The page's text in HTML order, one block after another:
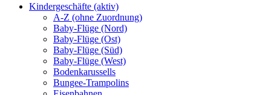
Kindergeschäfte (aktiv)
A-Z (ohne Zuordnung)
Baby-Flüge (Nord)
Baby-Flüge (Ost)
Baby-Flüge (Süd)
Baby-Flüge (West)
Bodenkarussells
Bungee-Trampolins